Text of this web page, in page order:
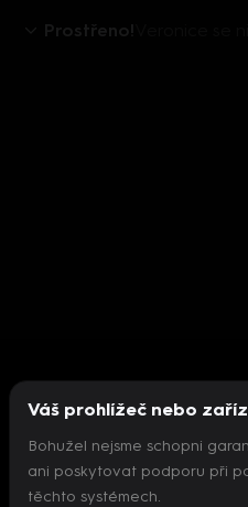
Prostřeno!
Nepodařilo se
Váš prohlížeč nebo
Bohužel nejsme schopni
ani poskytovat podporu při
těchto systémech.